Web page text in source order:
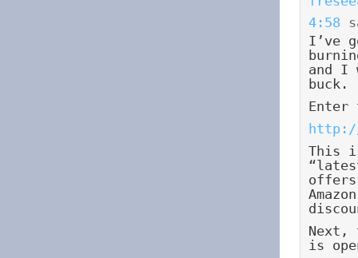
4:58
I’ve
and I
buck.
Enter
This
Next,
is